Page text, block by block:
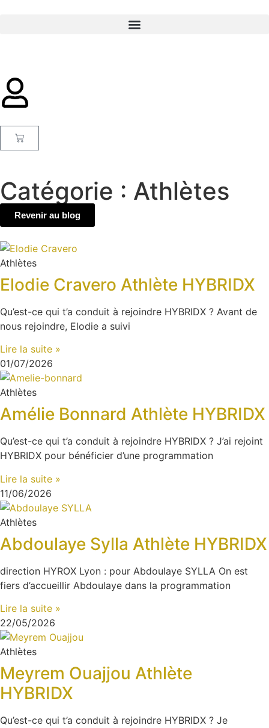
Catégorie : Athlètes
Revenir au blog
Athlètes
Elodie Cravero Athlète HYBRIDX
⁠Qu’est-ce qui t’a conduit à rejoindre HYBRIDX ? Avant de
nous rejoindre, Elodie a suivi
Lire la suite »
01/07/2026
Athlètes
Amélie Bonnard Athlète HYBRIDX
⁠Qu’est-ce qui t’a conduit à rejoindre HYBRIDX ? J’ai rejoint
HYBRIDX pour bénéficier d’une programmation
Lire la suite »
11/06/2026
Athlètes
Abdoulaye Sylla Athlète HYBRIDX
direction HYROX Lyon : pour Abdoulaye SYLLA On est
fiers d’accueillir Abdoulaye dans la programmation
Lire la suite »
22/05/2026
Athlètes
Meyrem Ouajjou Athlète
HYBRIDX
Qu’est-ce qui t’a conduit à rejoindre HYBRIDX ? Je